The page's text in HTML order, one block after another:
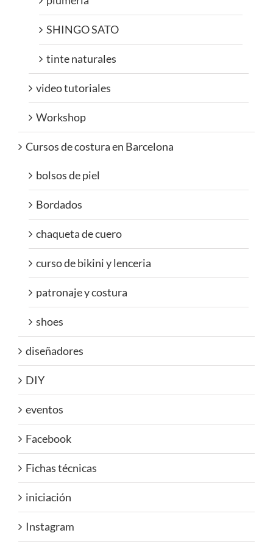
SHINGO SATO
tinte naturales
video tutoriales
Workshop
Cursos de costura en Barcelona
bolsos de piel
Bordados
chaqueta de cuero
curso de bikini y lenceria
patronaje y costura
shoes
diseñadores
DIY
eventos
Facebook
Fichas técnicas
iniciación
Instagram